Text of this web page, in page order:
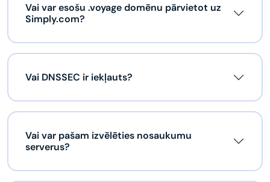
Vai var esošu .voyage domēnu pārvietot uz
Simply.com?
Vai DNSSEC ir iekļauts?
Vai var pašam izvēlēties nosaukumu
serverus?